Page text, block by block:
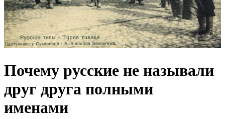
Почему русские не называли
друг друга полными
именами